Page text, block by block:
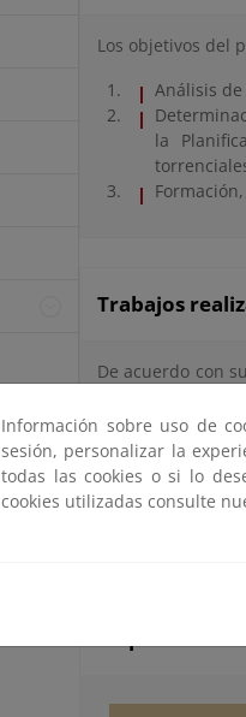
Los objetivos del
Análisis
la
Trabajos
De acuerdo con
un mejor
Entre estos
experimentales
trabajo
Información sobre uso de
sesión, personalizar la
todas las cookies o si lo
cookies utilizadas consulte